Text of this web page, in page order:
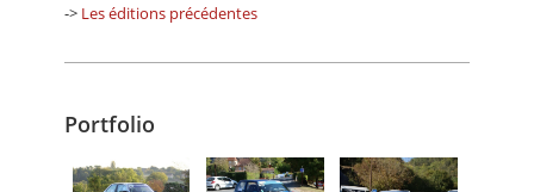
-> Les éditions précédentes
Portfolio